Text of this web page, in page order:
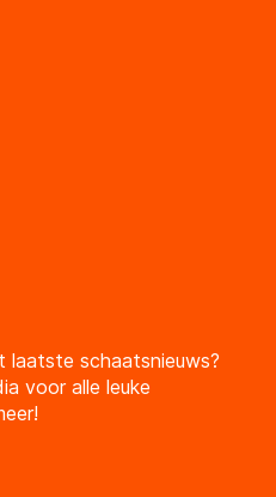
schaatsnieuws?
voor alle leuke